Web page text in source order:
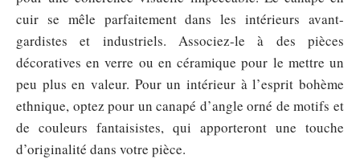
cuir se mêle parfaitement dans les intérieurs avant-
gardistes et industriels. Associez-le à des pièces
décoratives en verre ou en céramique pour le mettre un
peu plus en valeur. Pour un intérieur à l’esprit bohème
ethnique, optez pour un canapé d’angle orné de motifs et
de couleurs fantaisistes, qui apporteront une touche
d’originalité dans votre pièce.